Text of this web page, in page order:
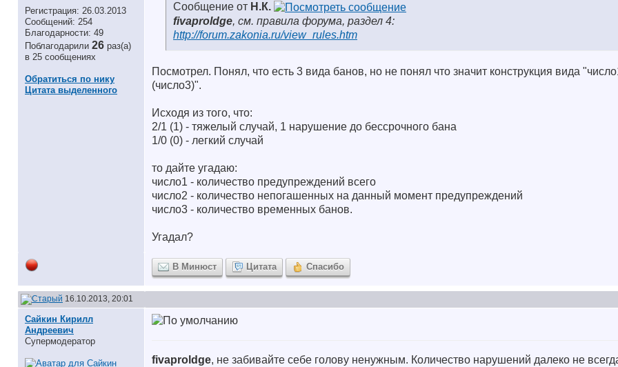
Регистрация: 26.03.2013
Сообщений: 254
Благодарности: 49
Поблагодарили 26 раз(а)
в 25 сообщениях
Обратиться по нику
Цитата выделенного
Сообщение от Н.К.
fivaproldge, см. правила форума, раздел 4:
http://forum.zakonia.ru/view_rules.htm
Посмотрел. Понял, что есть 3 вида банов, но не понял что значит конструкция вида
(число3)".
Исходя из того, что:
2/1 (1) - тяжелый случай, 1 нарушение до бессрочного бана
1/0 (0) - легкий случай
то дайте угадаю:
число1 - количество предупреждений всего
число2 - количество непогашенных на данный момент предупреждений
число3 - количество временных банов.
Угадал?
В Минюст Цитата Спасибо
16.10.2013, 20:01
Сайкин Кирилл
Андреевич
Супермодератор
fivaproldge, не забивайте себе голову ненужным. Количество нарушений далеко не